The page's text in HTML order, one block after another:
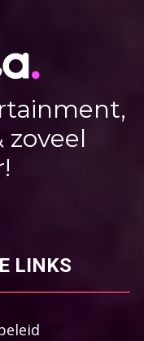
zoveel
LINKS